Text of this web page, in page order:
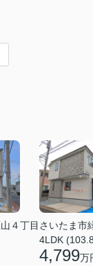
４丁目 さいたま市
4LDK
4,799万